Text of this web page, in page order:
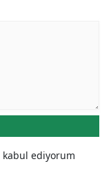
ediyorum